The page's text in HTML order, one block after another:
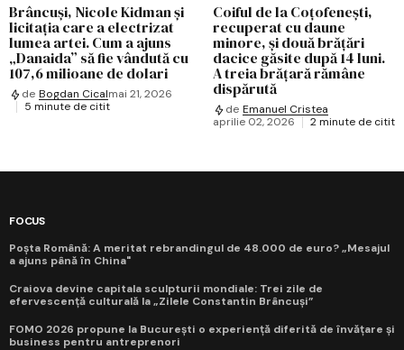
Brâncuși, Nicole Kidman și
licitația care a electrizat
lumea artei. Cum a ajuns
„Danaida” să fie vândută cu
107,6 milioane de dolari
de Bogdan Cicalmai 21, 2026
5 minute de citit
Coiful de la Coțofenești,
recuperat cu daune
minore, și două brățări
dacice găsite după 14 luni.
A treia brățară rămâne
dispărută
de Emanuel Cristea
aprilie 02, 2026
2 minute de citit
FOCUS
Poșta Română: A meritat rebrandingul de 48.000 de euro? „Mesajul
a ajuns până în China"
Craiova devine capitala sculpturii mondiale: Trei zile de
efervescență culturală la „Zilele Constantin Brâncuși”
FOMO 2026 propune la București o experiență diferită de învățare și
business pentru antreprenori